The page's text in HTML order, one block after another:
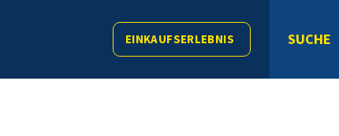
EINKAUFSERLEBNIS SUCHE